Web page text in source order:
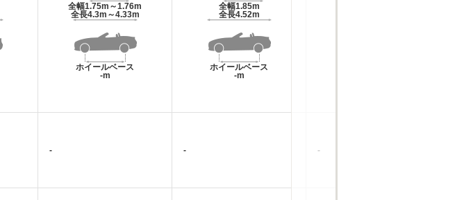
全幅1.75m～1.76m
全長4.3m～4.33m
ホイールベース
-m
-
全幅1.85m
全長4.52m
ホイールベース
-m
- -